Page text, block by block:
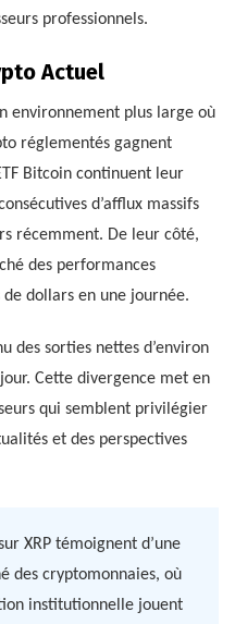
professionnels.
Actuel
environnement plus large où
réglementés gagnent
Bitcoin continuent leur
d’afflux massifs
récemment. De leur côté,
des performances
dollars en une journée.
des sorties nettes d’environ
Cette divergence met en
qui semblent privilégier
et des perspectives
XRP témoignent d’une
des cryptomonnaies, où
institutionnelle jouent